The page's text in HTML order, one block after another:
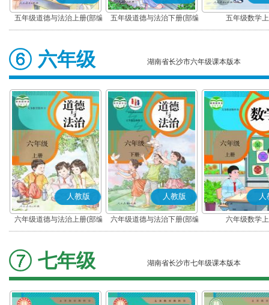
五年级道德与法治上册(部编
版)
五年级道德与法治下册(部编
版)
五年级数学
六年级 湖南省长沙市六年级课本版本
人教版
六年级道德与法治上册(部编
版)
人教版
六年级道德与法治下册(部编
版)
人
六年级数学
七年级 湖南省长沙市七年级课本版本